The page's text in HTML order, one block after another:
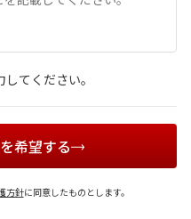
てください。
希望する
方針に同意したものとします。